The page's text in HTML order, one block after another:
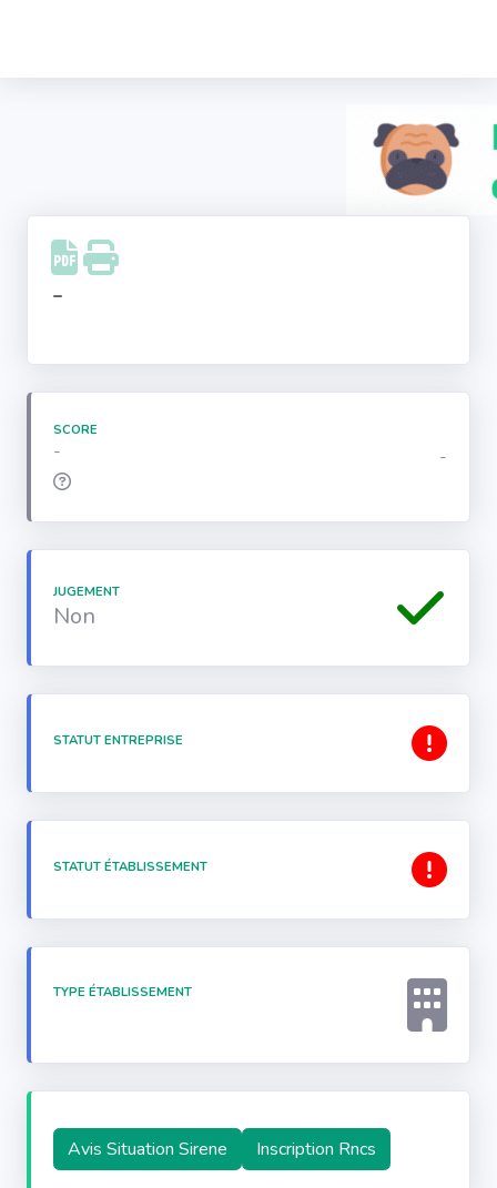
Facebook
Instagram
-
SCORE
- -
JUGEMENT
Non
STATUT ENTREPRISE
STATUT ÉTABLISSEMENT
TYPE ÉTABLISSEMENT
Avis Situation Sirene Inscription Rncs